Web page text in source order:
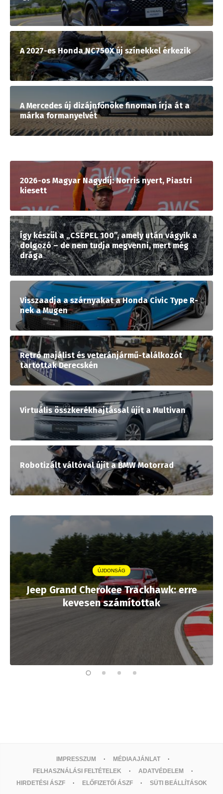
A 2027-es Honda NC750X új színekkel érkezik
A Mercedes új dizájnfőnöke finoman írja át a
márka formanyelvét
2026-os Magyar Nagydíj: Norris nyert, Piastri
kiesett
Így készül a „CSEPEL 100”, amely után vágyik a
dolgozó – de nem tudja megvenni, mert még
drága
Visszaadja a szárnyakat a Honda Civic Type R-
nek a Mugen
Retró majálist és veteránjármű-találkozót
tartottak Derecskén
Virtuális összkerékhajtással újít a Multivan
Robotizált váltóval újít a BMW Motorrad
ÚJDONSÁG
Jeep Grand Cherokee Trackhawk: erre
kevesen számítottak
IMPRESSZUM
MÉDIAAJÁNLAT
FELHASZNÁLÁSI FELTÉTELEK
ADATVÉDELEM
HIRDETÉSI ÁSZF
ELŐFIZETŐI ÁSZF SÜTI BEÁLLÍTÁSOK